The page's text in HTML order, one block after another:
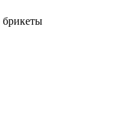
брикеты